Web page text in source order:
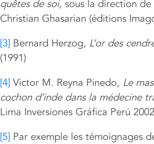
quêtes de soi, sous la direction
Christian Ghasarian (éditions
[3] Bernard Herzog, L’or des
(1991)
[4] Victor M. Reyna Pinedo, Le
cochon d’inde dans la médecine
Lima Inversiones Gráfica Perú 2002
[5] Par exemple les témoignages